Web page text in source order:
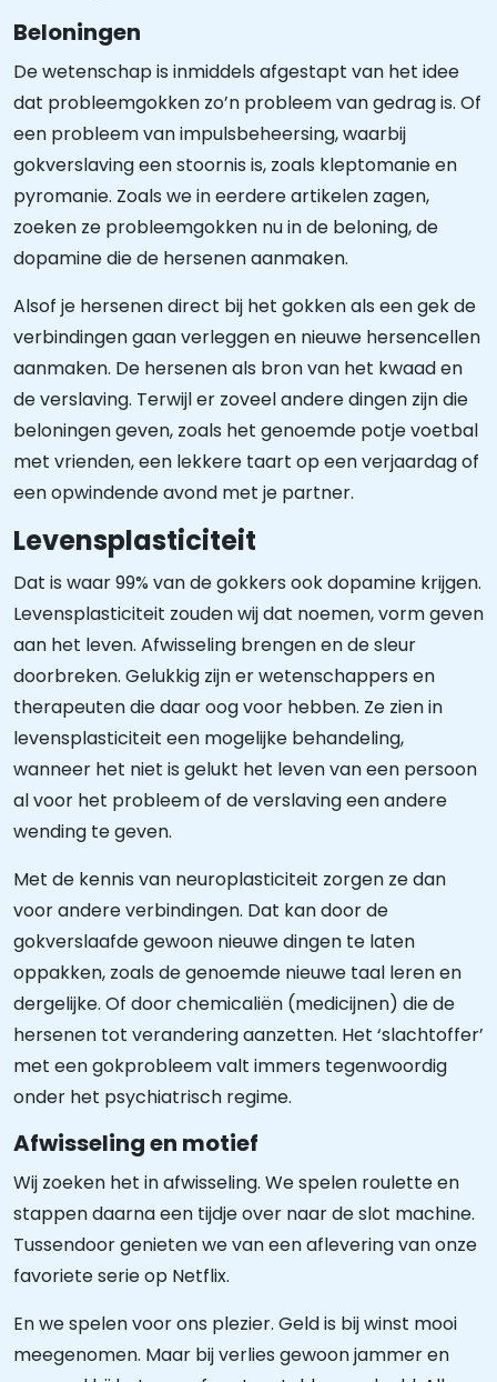
Beloningen
De wetenschap is inmiddels afgestapt van het idee
dat probleemgokken zo’n probleem van gedrag is. Of
een probleem van impulsbeheersing, waarbij
gokverslaving een stoornis is, zoals kleptomanie en
pyromanie. Zoals we in eerdere artikelen zagen,
zoeken ze probleemgokken nu in de beloning, de
dopamine die de hersenen aanmaken.
Alsof je hersenen direct bij het gokken als een gek de
verbindingen gaan verleggen en nieuwe hersencellen
aanmaken. De hersenen als bron van het kwaad en
de verslaving. Terwijl er zoveel andere dingen zijn die
beloningen geven, zoals het genoemde potje voetbal
met vrienden, een lekkere taart op een verjaardag of
een opwindende avond met je partner.
Levensplasticiteit
Dat is waar 99% van de gokkers ook dopamine krijgen.
Levensplasticiteit zouden wij dat noemen, vorm geven
aan het leven. Afwisseling brengen en de sleur
doorbreken. Gelukkig zijn er wetenschappers en
therapeuten die daar oog voor hebben. Ze zien in
levensplasticiteit een mogelijke behandeling,
wanneer het niet is gelukt het leven van een persoon
al voor het probleem of de verslaving een andere
wending te geven.
Met de kennis van neuroplasticiteit zorgen ze dan
voor andere verbindingen. Dat kan door de
gokverslaafde gewoon nieuwe dingen te laten
oppakken, zoals de genoemde nieuwe taal leren en
dergelijke. Of door chemicaliën (medicijnen) die de
hersenen tot verandering aanzetten. Het ‘slachtoffer’
met een gokprobleem valt immers tegenwoordig
onder het psychiatrisch regime.
Afwisseling en motief
Wij zoeken het in afwisseling. We spelen roulette en
stappen daarna een tijdje over naar de slot machine.
Tussendoor genieten we van een aflevering van onze
favoriete serie op Netflix.
En we spelen voor ons plezier. Geld is bij winst mooi
meegenomen. Maar bij verlies gewoon jammer en